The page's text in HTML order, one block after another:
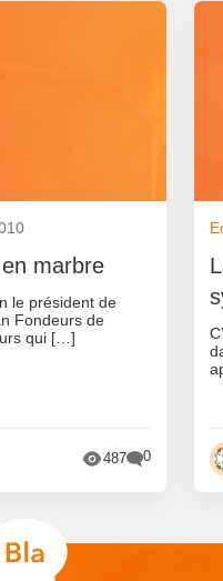
marbre
le président de
Fondeurs de
qui […]
487 0